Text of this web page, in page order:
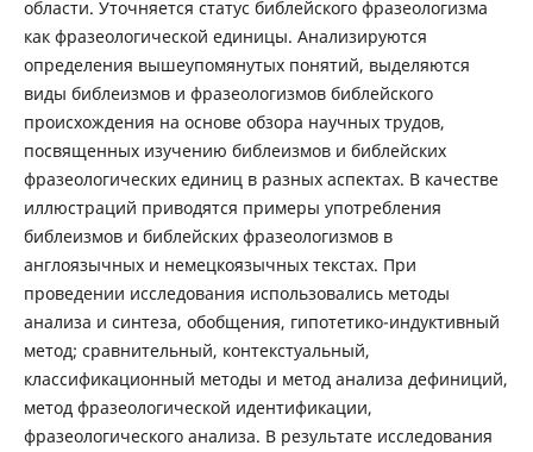
области. Уточняется статус библейского фразеологизма
как фразеологической единицы. Анализируются
определения вышеупомянутых понятий, выделяются
виды библеизмов и фразеологизмов библейского
происхождения на основе обзора научных трудов,
посвященных изучению библеизмов и библейских
фразеологических единиц в разных аспектах. В качестве
иллюстраций приводятся примеры употребления
библеизмов и библейских фразеологизмов в
англоязычных и немецкоязычных текстах. При
проведении исследования использовались методы
анализа и синтеза, обобщения, гипотетико-индуктивный
метод; сравнительный, контекстуальный,
классификационный методы и метод анализа дефиниций,
метод фразеологической идентификации,
фразеологического анализа. В результате исследования